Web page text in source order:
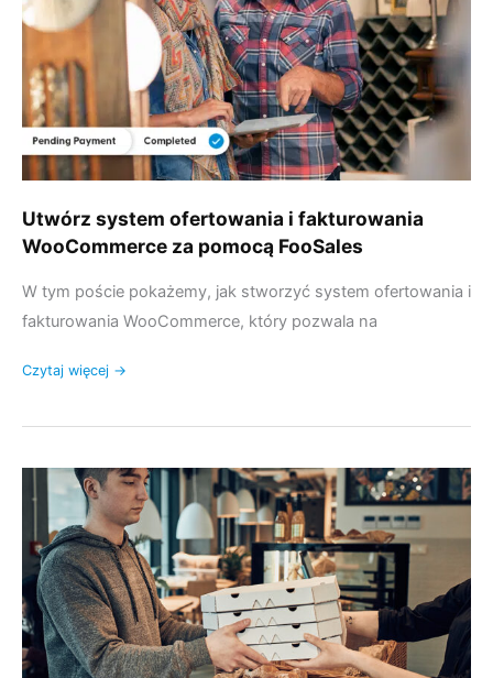
Utwórz system ofertowania i fakturowania
WooCommerce za pomocą FooSales
W tym poście pokażemy, jak stworzyć system ofertowania i
fakturowania WooCommerce, który pozwala na
WooCommerce
pomocą
FooSales
Czytaj więcej →
stworzyć
restauracyjny
system
zamówień
online
i
wewnętrznych?